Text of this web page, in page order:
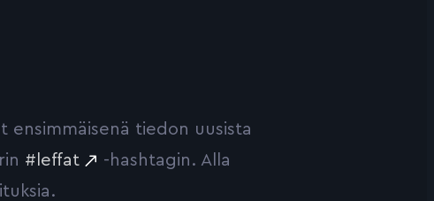
ensimmäisenä tiedon uusista
#leffat
-hashtagin. Alla